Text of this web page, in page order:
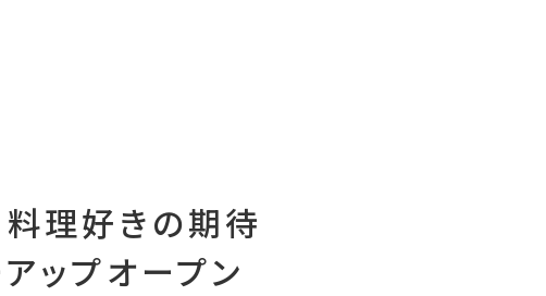
理好きの期待
ップオープン